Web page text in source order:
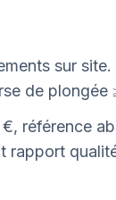
sur
de plongée
référence
rapport